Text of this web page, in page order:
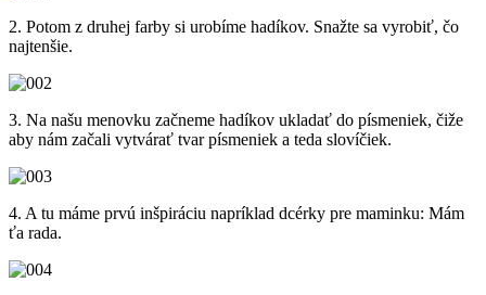
2. Potom z druhej farby si urobíme hadíkov. Snažte sa vyrobiť, čo
najtenšie.
3. Na našu menovku začneme hadíkov ukladať do písmeniek, čiže
aby nám začali vytvárať tvar písmeniek a teda slovíčiek.
4. A tu máme prvú inšpiráciu napríklad dcérky pre maminku: Mám
ťa rada.